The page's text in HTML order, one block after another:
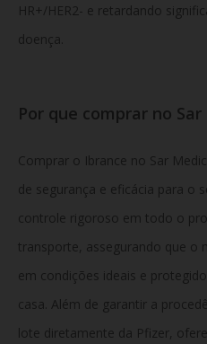
HR+/HER2- e retardando
doença.
Por que comprar no
Comprar o Ibrance no Sar
de segurança e eficácia para o
controle rigoroso em todo o
transporte, assegurando que o
em condições ideais e
casa. Além de garantir a
lote diretamente da Pfizer,